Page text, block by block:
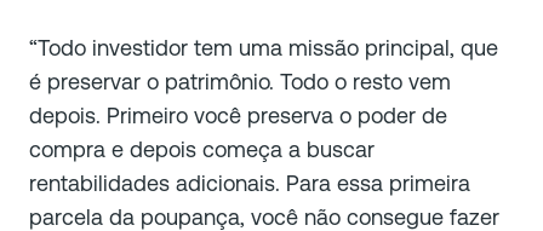
“Todo investidor tem uma missão principal, que
é preservar o patrimônio. Todo o resto vem
depois. Primeiro você preserva o poder de
compra e depois começa a buscar
rentabilidades adicionais. Para essa primeira
parcela da poupança, você não consegue fazer